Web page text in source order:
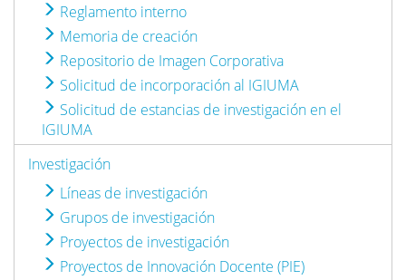
Reglamento interno
Memoria de creación
Repositorio de Imagen Corporativa
Solicitud de incorporación al IGIUMA
Solicitud de estancias de investigación en el
IGIUMA
Investigación
Líneas de investigación
Grupos de investigación
Proyectos de investigación
Proyectos de Innovación Docente (PIE)